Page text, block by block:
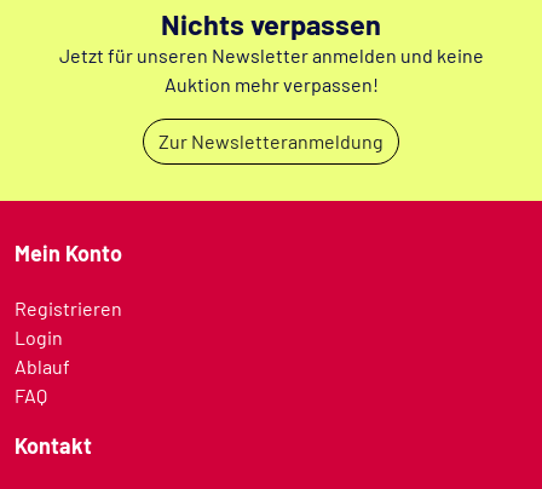
Nichts verpassen
Jetzt für unseren Newsletter anmelden und keine
Auktion mehr verpassen!
Zur Newsletteranmeldung
Mein Konto
Registrieren
Login
Ablauf
FAQ
Kontakt